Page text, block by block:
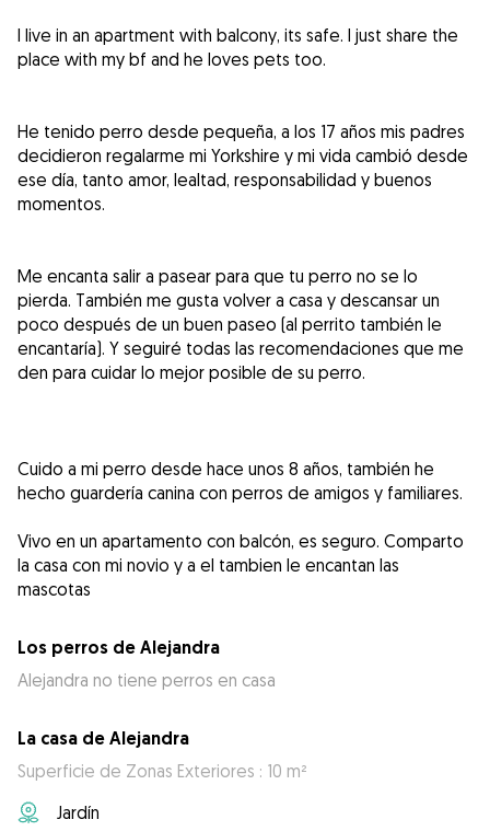
I live in an apartment with balcony, its safe. I just share the
place with my bf and he loves pets too.
He tenido perro desde pequeña, a los 17 años mis padres
decidieron regalarme mi Yorkshire y mi vida cambió desde
ese día, tanto amor, lealtad, responsabilidad y buenos
momentos.
Me encanta salir a pasear para que tu perro no se lo
pierda. También me gusta volver a casa y descansar un
poco después de un buen paseo (al perrito también le
encantaría). Y seguiré todas las recomendaciones que me
den para cuidar lo mejor posible de su perro.
Cuido a mi perro desde hace unos 8 años, también he
hecho guardería canina con perros de amigos y familiares.
Vivo en un apartamento con balcón, es seguro. Comparto
la casa con mi novio y a el tambien le encantan las
mascotas
Los perros de Alejandra
Alejandra no tiene perros en casa
La casa de Alejandra
Superficie de Zonas Exteriores : 10 m²
Jardín